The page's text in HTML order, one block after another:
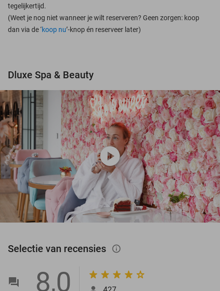
tegelijkertijd.
(Weet je nog niet wanneer je wilt reserveren? Geen zorgen: koop
dan via de ‘koop nu’-knop én reserveer later)
Dluxe Spa & Beauty
play_circle
Selectie van recensies info_outlined
8,0